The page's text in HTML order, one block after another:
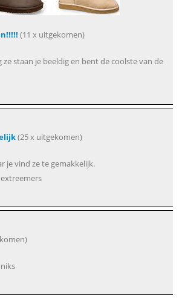
(11 x uitgekomen)
ze staan je beeldig en bent de coolste van de
(25 x uitgekomen)
je vind ze te gemakkelijk.